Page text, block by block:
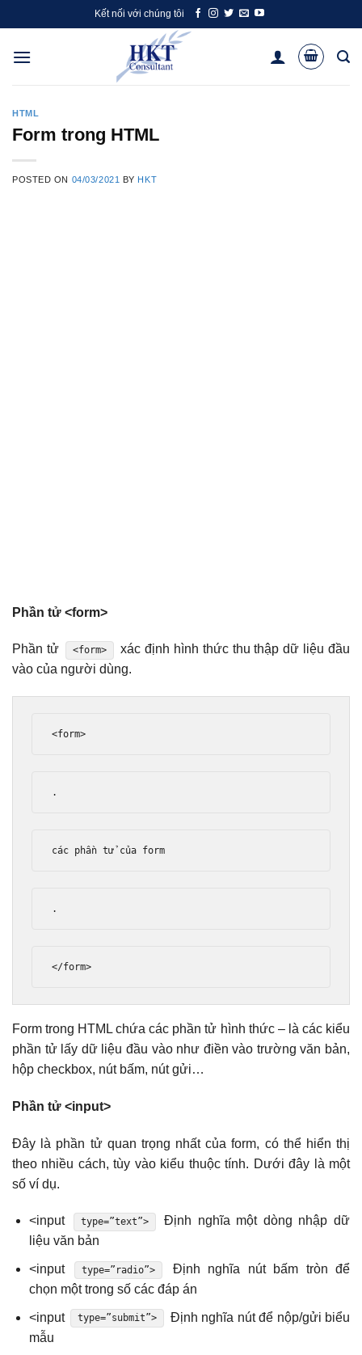
to
content
Kết nối với chúng tôi
HTML
Form trong HTML
POSTED ON 04/03/2021 BY HKT
Phần tử <form>
Phần tử <form>
xác định hình thức thu thập dữ liệu đầu
vào của người dùng.
<form>
.
các phần tử của form
.
</form>
Form trong HTML chứa các phần tử hình thức – là các kiểu
phần tử lấy dữ liệu đầu vào như điền vào trường văn bản,
hộp checkbox, nút bấm, nút gửi…
Phần tử <input>
Đây là phần tử quan trọng nhất của form, có thể hiển thị
theo nhiều cách, tùy vào kiểu thuộc tính. Dưới đây là một
số ví dụ.
<input type=”text”>
Định nghĩa một dòng nhập dữ
liệu văn bản
<input type=”radio”>
Định nghĩa nút bấm tròn để
chọn một trong số các đáp án
<input type=”submit”>
Định nghĩa nút để nộp/gửi biểu
mẫu